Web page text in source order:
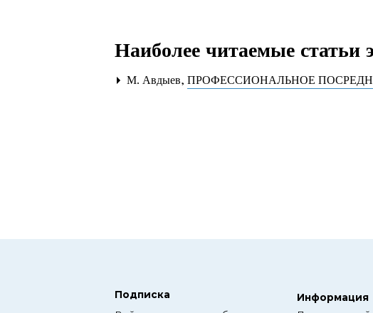
Наиболее читаемые статьи
М. Авдыев,ПРОФЕССИОНАЛЬНОЕ
Подписка
Информация